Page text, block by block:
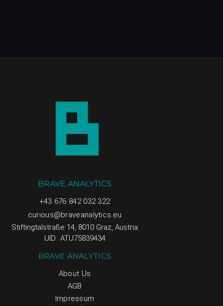
BRAVE ANALYTICS
+43 676 842 032 322
curious@braveanalytics.eu
Stiftingtalstraße 14, 8010 Graz, Austria
UID.: ATU75839434
BRAVE ANALYTICS
About Us
AGB
Impressum